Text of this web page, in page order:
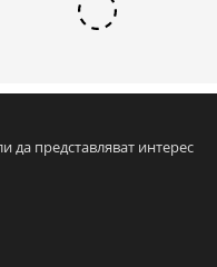
да представляват интерес